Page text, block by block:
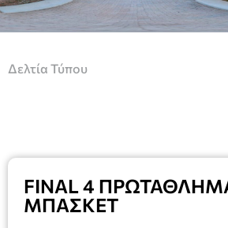
Δελτία Τύπου
FINAL 4
ΜΠΑΣΚΕΤ